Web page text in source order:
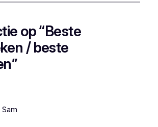
op “Beste
/ beste